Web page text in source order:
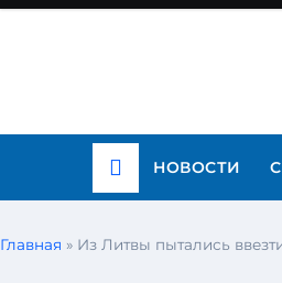
НОВОСТИ
Главная » Из Литвы пытались